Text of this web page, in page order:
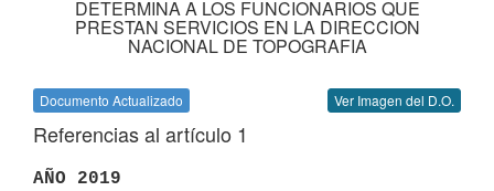
DETERMINA A LOS FUNCIONARIOS QUE
PRESTAN SERVICIOS EN LA DIRECCION
NACIONAL DE TOPOGRAFIA
Documento Actualizado Ver Imagen del D.O.
Referencias al artículo 1
AÑO 2019